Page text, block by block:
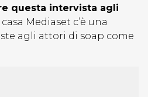
questa intervista agli
Mediaset c’è una
agli attori di soap come